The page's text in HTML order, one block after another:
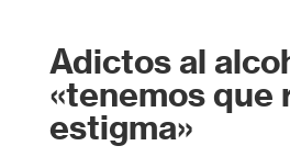
Adictos al
«tenemos que
estigma»